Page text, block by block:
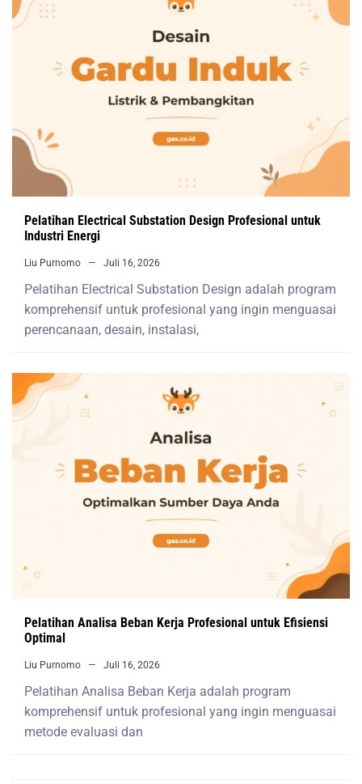
Pelatihan Electrical Substation Design Profesional untuk
Industri Energi
Liu Purnomo Juli 16, 2026
Pelatihan Electrical Substation Design adalah program
komprehensif untuk profesional yang ingin menguasai
perencanaan, desain, instalasi,
Pelatihan Analisa Beban Kerja Profesional untuk Efisiensi
Optimal
Liu Purnomo Juli 16, 2026
Pelatihan Analisa Beban Kerja adalah program
komprehensif untuk profesional yang ingin menguasai
metode evaluasi dan